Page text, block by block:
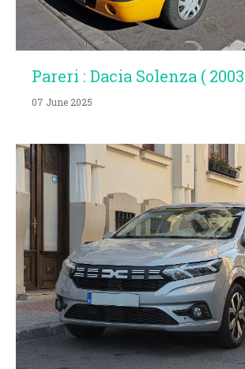
Pareri : Dacia Solenza (
07 June 2025